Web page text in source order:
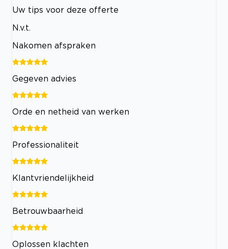
Uw tips voor deze offerte
N.v.t.
Nakomen afspraken
Gegeven advies
Orde en netheid van werken
Professionaliteit
Klantvriendelijkheid
Betrouwbaarheid
Oplossen klachten